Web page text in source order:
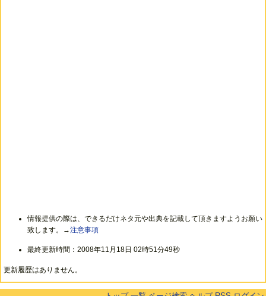
情報提供の際は、できるだけネタ元や出典を記載して頂きますようお願い
致します。→注意事項
最終更新時間：2008年11月18日 02時51分49秒
更新履歴はありません。